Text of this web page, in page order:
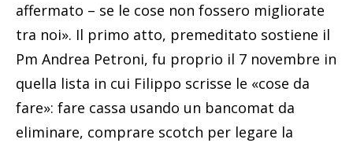
affermato – se le cose non fossero migliorate
tra noi». Il primo atto, premeditato sostiene il
Pm Andrea Petroni, fu proprio il 7 novembre in
quella lista in cui Filippo scrisse le «cose da
fare»: fare cassa usando un bancomat da
eliminare, comprare scotch per legare la